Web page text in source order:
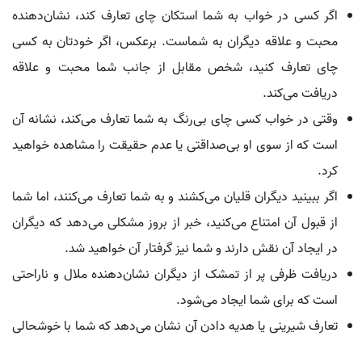
اگر کسی در خواب به شما استکان چای تعارف کند، نشان‌دهنده
محبت و علاقه دیگران به شماست. برعکس، اگر خودتان به کسی
چای تعارف کنید، شخص مقابل از جانب شما محبت و علاقه
دریافت می‌کند.
وقتی در خواب کسی چای بی‌رنگ به شما تعارف می‌کند، نشانه آن
است که از سوی او بی‌صداقتی یا عدم حقیقت را مشاهده خواهید
کرد.
اگر ببینید دیگران قلیان می‌کشند و به شما تعارف می‌کنند، اما شما
از قبول آن امتناع می‌کنید، خبر از بروز مشکلی می‌دهد که دیگران
در ایجاد آن نقش دارند و شما نیز گرفتار آن خواهید شد.
دریافت ظرفی پر از تمشک از دیگران نشان‌دهنده ملال و ناراحتی
است که برای شما ایجاد می‌شود.
تعارف شیرینی یا هدیه دادن آن نشان می‌دهد که شما با خوشحالی